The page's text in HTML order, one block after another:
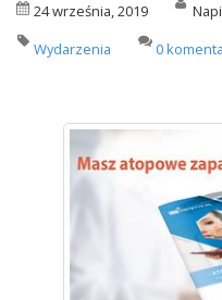
24 września, 2019
Wydarzenia
0